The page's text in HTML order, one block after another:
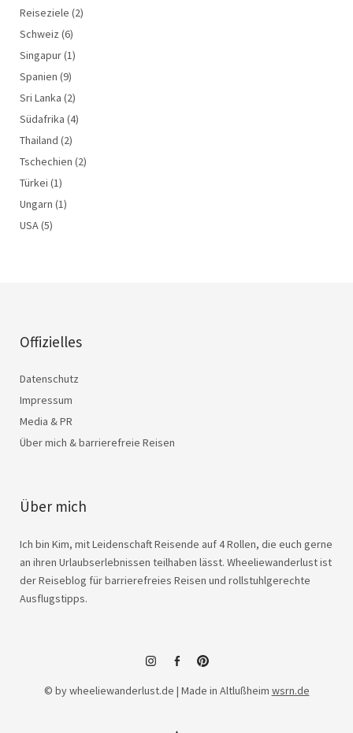
Reiseziele (2)
Schweiz (6)
Singapur(1)
Spanien (9)
Sri Lanka (2)
Südafrika (4)
Thailand (2)
Tschechien (2)
Türkei (1)
Ungarn (1)
USA(5)
Offizielles
Datenschutz
Impressum
Media & PR
Über mich & barrierefreie Reisen
Über mich
Ich bin Kim, mit Leidenschaft Reisende auf 4 Rollen, die euch gerne
an ihren Urlaubserlebnissen teilhaben lässt. Wheeliewanderlust ist
der Reiseblog für barrierefreies Reisen und rollstuhlgerechte
Ausflugstipps.
instagramfacebook
© by wheeliewanderlust.de | Made in Altlußheim wsrn.de